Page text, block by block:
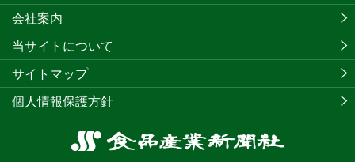
食
会社案内
当サイトについて
サイトマップ
個人情報保護方針